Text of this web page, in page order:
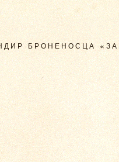
БРОНЕНОСЦА